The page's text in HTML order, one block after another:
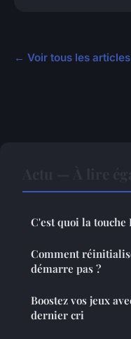
← Voir tous les
C'est quoi la touche
Comment
démarre pas ?
Boostez vos jeux
dernier cri